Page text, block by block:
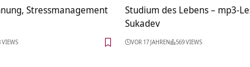
Stressmanagement
VIEWS
Studium des Lebens – mp3-
Sukadev
VOR 17 JAHREN 569 VIEWS